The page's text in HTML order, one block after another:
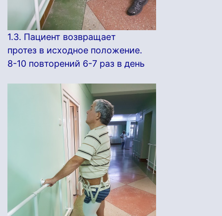
1.3. Пациент возвращает
протез в исходное положение.
8-10 повторений 6-7 раз в день